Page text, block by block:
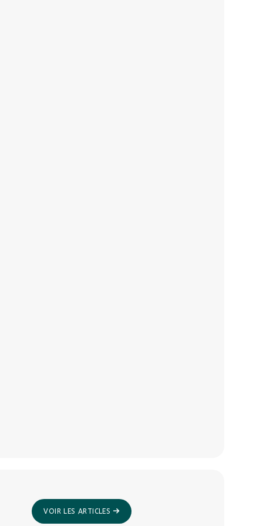
VOIR LES ARTICLES